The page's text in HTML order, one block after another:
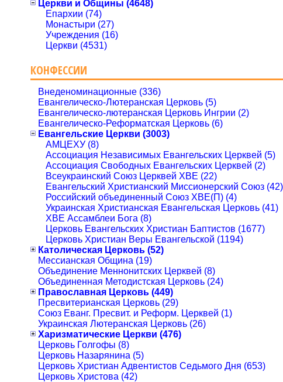
Церкви и Общины (4648)
Епархии (74)
Монастыри (27)
Учреждения (16)
Церкви (4531)
КОНФЕССИИ
Внеденоминационные (336)
Евангелическо-Лютеранская Церковь (5)
Евангелическо-лютеранская Церковь Ингрии (2)
Евангелическо-Реформатская Церковь (6)
Евангельские Церкви (3003)
АМЦЕХУ (8)
Ассоциация Независимых Евангельских Церквей (5)
Ассоциация Свободных Евангельских Церквей (2)
Всеукраинский Союз Церквей ХВЕ (22)
Евангельский Христианский Миссионерский Союз (42)
Российский объединенный Союз ХВЕ(П) (4)
Украинская Христианская Евангельская Церковь (41)
ХВЕ Ассамблеи Бога (8)
Церковь Евангельских Христиан Баптистов (1677)
Церковь Христиан Веры Евангельской (1194)
Католическая Церковь (52)
Мессианская Община (19)
Объединение Меннонитских Церквей (8)
Объединенная Методистская Церковь (24)
Православная Церковь (449)
Пресвитерианская Церковь (29)
Союз Еванг. Пресвит. и Реформ. Церквей (1)
Украинская Лютеранская Церковь (26)
Харизматические Церкви (476)
Церковь Голгофы (8)
Церковь Назарянина (5)
Церковь Христиан Адвентистов Седьмого Дня (653)
Церковь Христова (42)